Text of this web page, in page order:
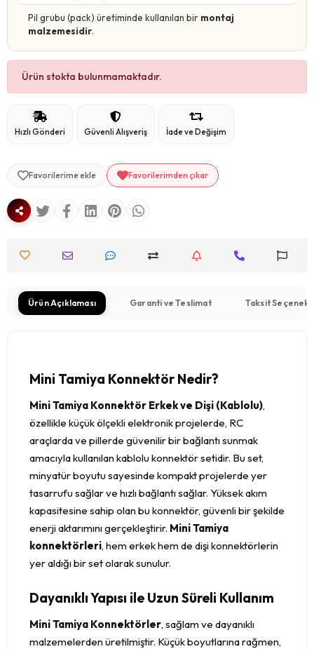
Pil grubu (pack) üretiminde kullanılan bir montaj
malzemesidir.
Ürün stokta bulunmamaktadır.
Hızlı Gönderi Güvenli Alışveriş İade ve Değişim
Favorilerime ekle Favorilerimden çıkar
Ürün Açıklaması Garanti ve Teslimat Taksit
Mini Tamiya Konnektör Nedir?
Mini Tamiya Konnektör Erkek ve Dişi (Kablolu),
özellikle küçük ölçekli elektronik projelerde, RC
araçlarda ve pillerde güvenilir bir bağlantı sunmak
amacıyla kullanılan kablolu konnektör setidir. Bu set,
minyatür boyutu sayesinde kompakt projelerde yer
tasarrufu sağlar ve hızlı bağlantı sağlar. Yüksek akım
kapasitesine sahip olan bu konnektör, güvenli bir şekilde
enerji aktarımını gerçekleştirir. Mini Tamiya
konnektörleri, hem erkek hem de dişi konnektörlerin
yer aldığı bir set olarak sunulur.
Dayanıklı Yapısı ile Uzun Süreli Kullanım
Mini Tamiya Konnektörler, sağlam ve dayanıklı
malzemelerden üretilmiştir. Küçük boyutlarına rağmen,